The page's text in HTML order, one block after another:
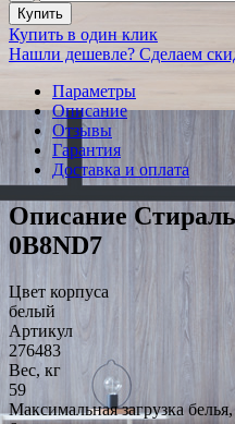
Купить
Купить в один клик
Нашли дешевле? Сделаем
Параметры
Описание
Отзывы
Гарантия
Доставка и оплата
Описание
0B8ND7
Цвет корпуса
белый
Артикул
276483
Вес, кг
59
Максимальная загрузка